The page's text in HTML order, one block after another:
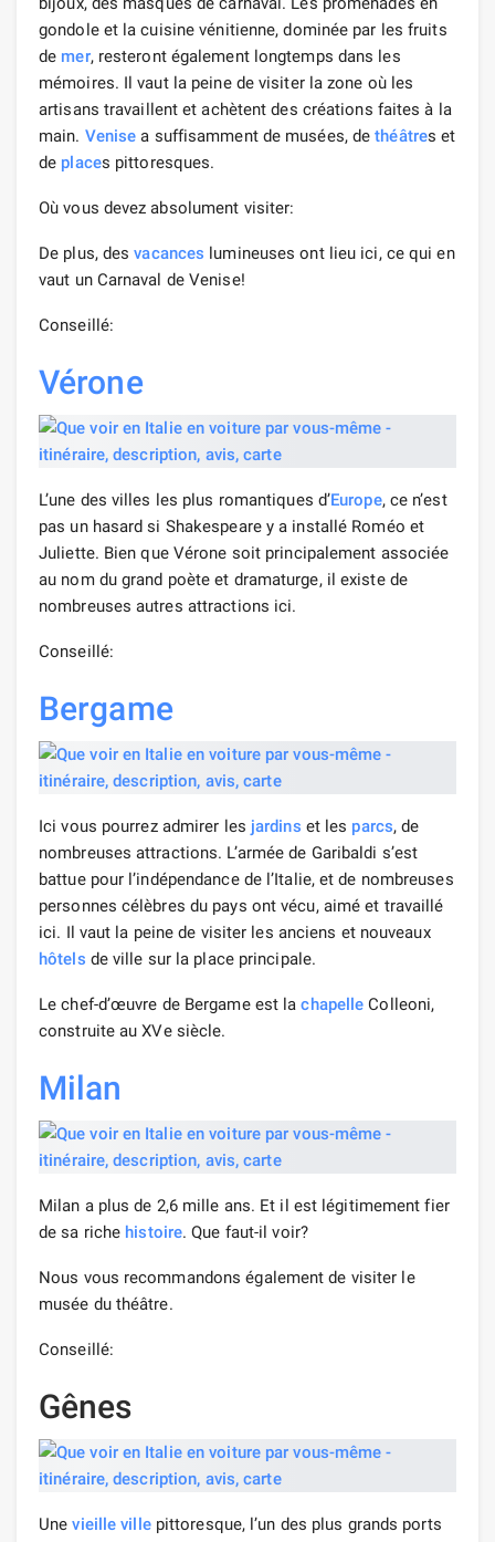
gondole et la cuisine vénitienne, dominée par les fruits
de mer, resteront également longtemps dans les
mémoires. Il vaut la peine de visiter la zone où les
artisans travaillent et achètent des créations faites à la
main. Venise a suffisamment de musées, dethéâtres et
de places pittoresques.
Où vous devez absolument visiter:
De plus, desvacances lumineuses ont lieu ici, ce qui en
vaut un Carnaval de Venise!
Conseillé:
Vérone
L’une des villes les plus romantiques d’Europe, ce n’est
pas un hasard si Shakespeare y a installé Roméo et
Juliette. Bien que Vérone soit principalement associée
au nom du grand poète et dramaturge, il existe de
nombreuses autres attractions ici.
Conseillé:
Bergame
Ici vous pourrez admirer les jardins et les parcs, de
nombreuses attractions. L’armée de Garibaldi s’est
battue pour l’indépendance de l’Italie, et de nombreuses
personnes célèbres du pays ont vécu, aimé et travaillé
ici. Il vaut la peine de visiter les anciens et nouveaux
hôtels de ville sur la place principale.
Le chef-d’œuvre de Bergame est lachapelle Colleoni,
construite au XVe siècle.
Milan
Milan a plus de 2,6 mille ans. Et il est légitimement fier
de sa riche histoire. Que faut-il voir?
Nous vous recommandons également de visiter le
musée du théâtre.
Conseillé:
Gênes
Unevieille villepittoresque, l’un des plus grands ports